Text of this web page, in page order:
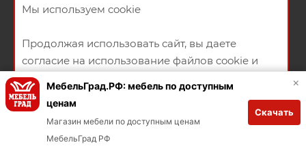
НАПИСАТЬ СООБЩЕНИЕ
ПОЛИТИКА КОНФИДЕНЦИАЛЬНОСТИ ПУБЛИЧНАЯ ОФЕРТА
СОГЛАСИЕ НА ПОЛУЧЕНИЕ РЕКЛАМНО-ИНФОРМАЦИОННЫХ
Заказывай через мобильное приложение
Мы используем cookie
Продолжая использовать сайт, вы даете
согласие на использование файлов cookie и
политикой конфиденциальности
ХОРОШО
×
МебельГрад.РФ: мебель по доступным
ценам
Магазин мебели по доступным ценам
МебельГрад РФ
Скачать